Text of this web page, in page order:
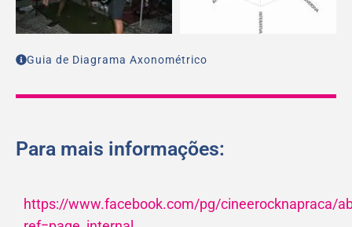
Guia de Diagrama Axonométrico
Para mais informações:
https://www.facebook.com/pg/cineerocknapraca/